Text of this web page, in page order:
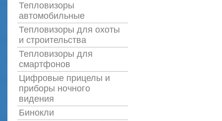
Тепловизоры
автомобильные
Тепловизоры для охоты
и строительства
Тепловизоры для
смартфонов
Цифровые прицелы и
приборы ночного
видения
Бинокли